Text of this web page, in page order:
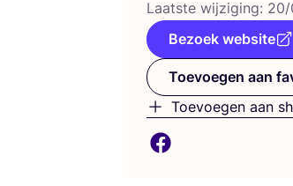
Laat­ste wij­zi­ging: 20/
Bezoek website
Toevoegen aan
Toevoegen aan